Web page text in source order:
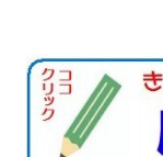
原発 日誌
2022.7.15東